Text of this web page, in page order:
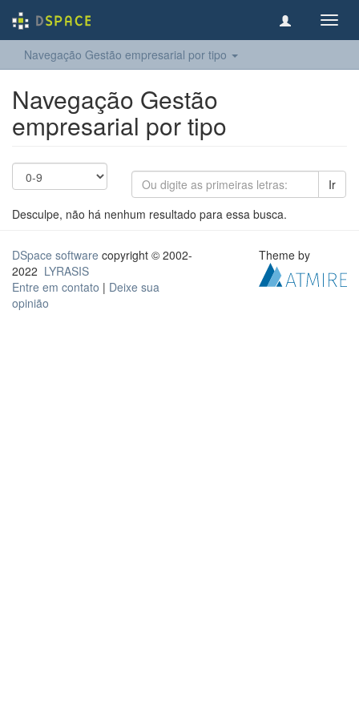
Navegação Gestão empresarial por tipo
Navegação Gestão
empresarial por tipo
Ir
Desculpe, não há nenhum resultado para essa busca.
DSpace software copyright © 2002-
2022 LYRASIS
Entre em contato | Deixe sua
opinião
Theme by